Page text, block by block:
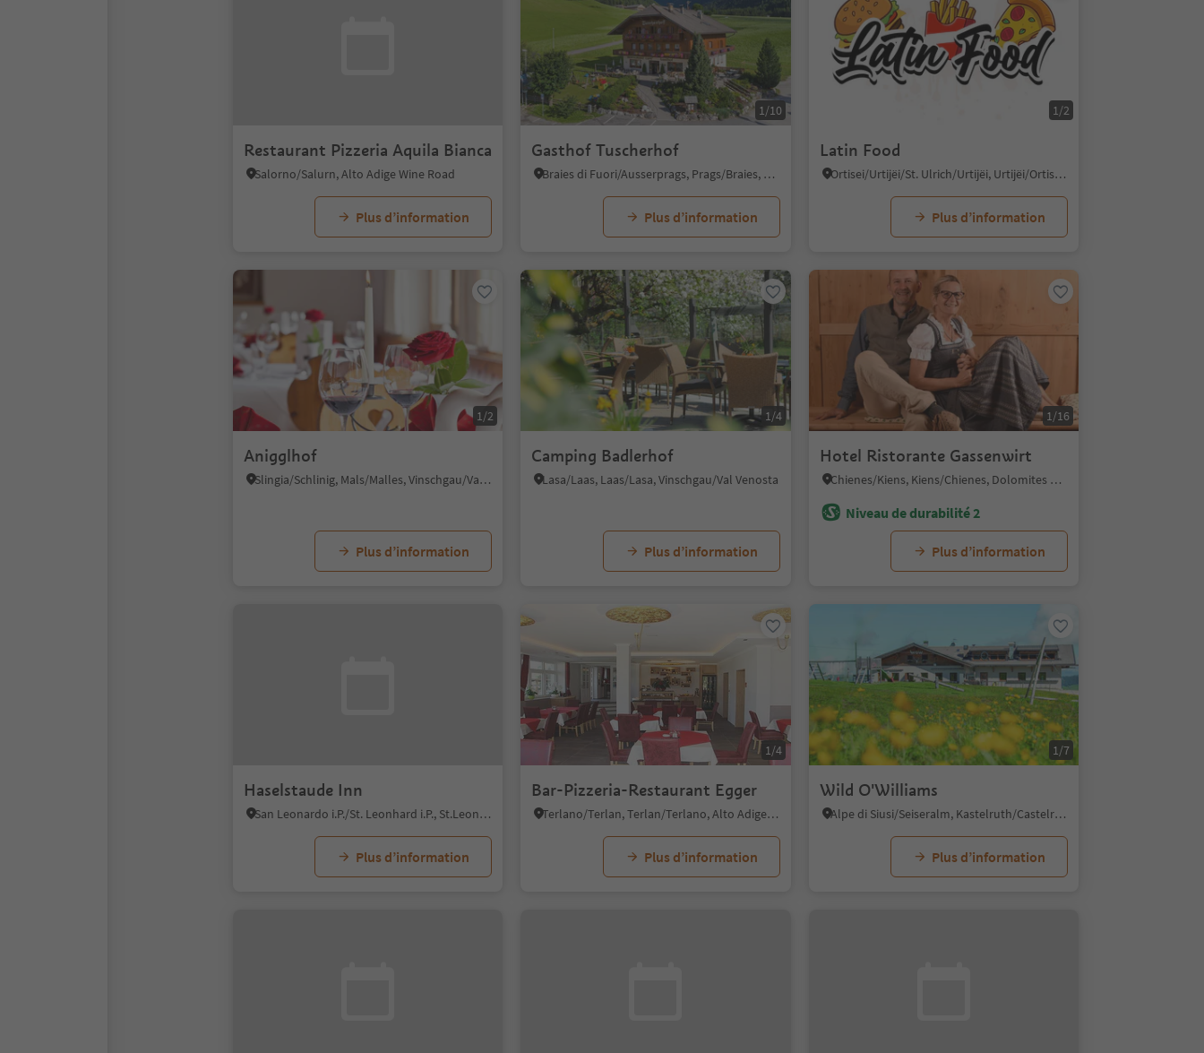
Restaurant Pizzeria Aquila Bianca
Salorno/Salurn, Alto Adige Wine Road
Plus d’information
1/10
Gasthof Tuscherhof
Braies di Fuori/Ausserprags, Prags/Braies, Dolomites Region 3 Zinnen
Plus d’information
1/2
Latin Food
Ortisei/Urtijëi/St. Ulrich/Urtijëi, Urtijëi/Ortisei, Dolomites Region Val Gardena
Plus d’information
1/2
Anigglhof
Slingia/Schlinig, Mals/Malles, Vinschgau/Val Venosta
Plus d’information
1/4
Camping Badlerhof
Lasa/Laas, Laas/Lasa, Vinschgau/Val Venosta
Plus d’information
1/16
Hotel Ristorante Gassenwirt
Chienes/Kiens, Kiens/Chienes, Dolomites Region Kronplatz/Plan de Corones
Niveau de durabilité 2
Plus d’information
Haselstaude Inn
San Leonardo i.P./St. Leonhard i.P., St.Leonhard in Passeier/San Leonardo in Passiria, Meran/Merano and environs
Plus d’information
1/4
Bar-Pizzeria-Restaurant Egger
Terlano/Terlan, Terlan/Terlano, Alto Adige Wine Road
Plus d’information
1/7
Wild O'Williams
Alpe di Siusi/Seiseralm, Kastelruth/Castelrotto, Dolomites Region Seiser Alm
Plus d’information